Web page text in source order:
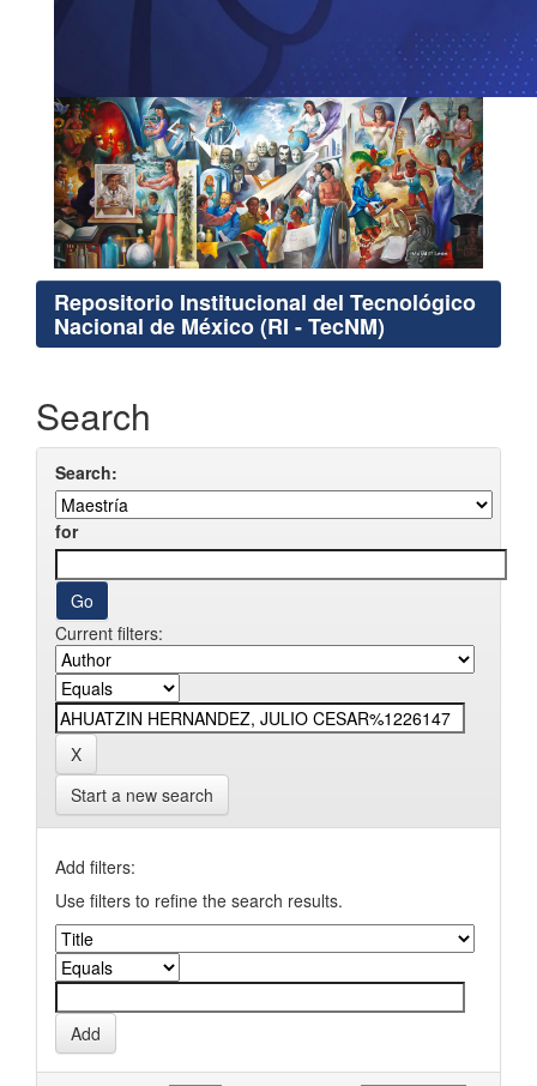
Repositorio Institucional del Tecnológico
Nacional de México (RI - TecNM)
Search
Search:
for
Current filters:
Start a new search
Add filters:
Use filters to refine the search results.